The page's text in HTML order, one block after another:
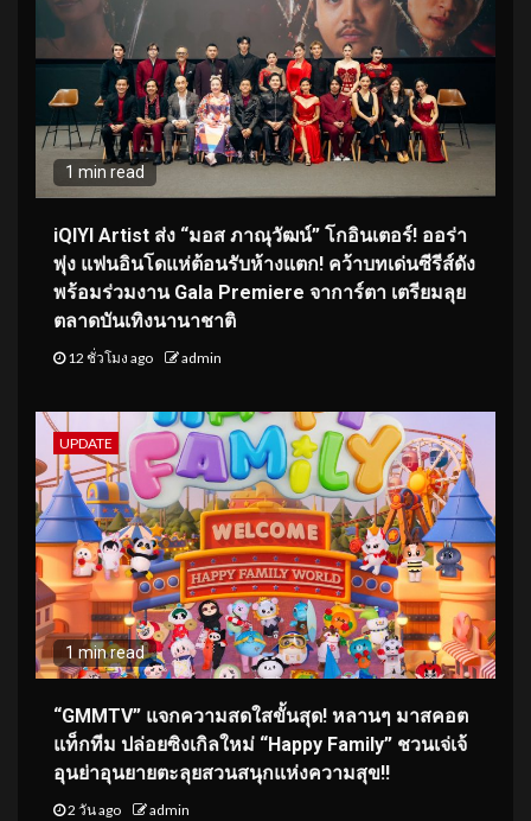
1 min read
iQIYI Artist ส่ง “มอส ภาณุวัฒน์” โกอินเตอร์! ออร่า
พุ่ง แฟนอินโดแห่ต้อนรับห้างแตก! คว้าบทเด่นซีรีส์ดัง
พร้อมร่วมงาน Gala Premiere จาการ์ตา เตรียมลุย
ตลาดบันเทิงนานาชาติ
12 ชั่วโมง ago admin
UPDATE
1 min read
“GMMTV” แจกความสดใสขั้นสุด! หลานๆ มาสคอต
แท็กทีม ปล่อยซิงเกิลใหม่ “Happy Family” ชวนเจ่เจ้
อุนย่าอุนยายตะลุยสวนสนุกแห่งความสุข!!
2 วัน ago admin